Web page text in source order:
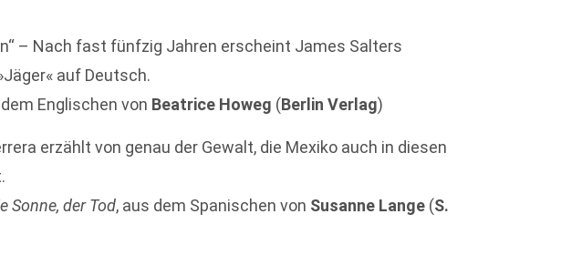
– Nach fast fünfzig Jahren erscheint James Salters
auf Deutsch.
Englischen von Beatrice Howeg (Berlin Verlag)
erzählt von genau der Gewalt, die Mexiko auch in diesen
Sonne, der Tod, aus dem Spanischen von Susanne Lange (S.